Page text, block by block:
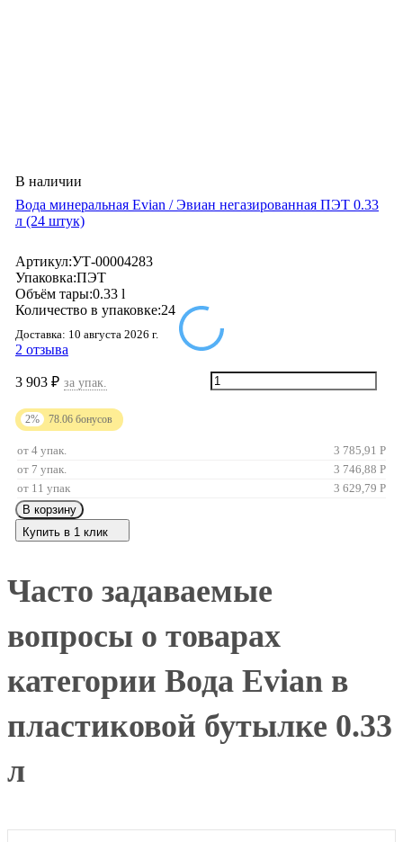
В наличии
Вода минеральная Evian / Эвиан негазированная ПЭТ 0.33
л (24 штук)
Артикул:УТ-00004283
Упаковка:ПЭТ
Объём тары:0.33 l
Количество в упаковке:24
Доставка: 10 августа 2026 г.
2 отзыва
3 903 ₽ за упак.
2% 78.06 бонусов
от 4 упак. 3 785,91 Р
от 7 упак.
3 746,88 Р
от 11 упак
3 629,79 Р
В корзину
Купить в 1 клик
Часто задаваемые
вопросы о товарах
категории Вода Evian в
пластиковой бутылке 0.33
л